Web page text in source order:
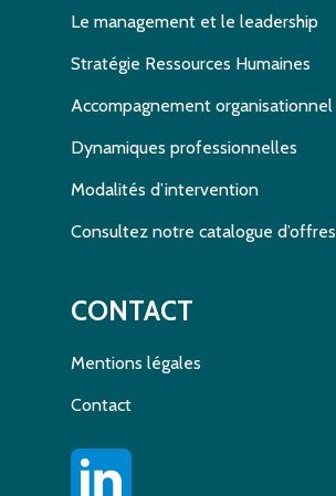
Le management et le leadership
Stratégie Ressources Humaines
Accompagnement organisationnel
Dynamiques professionnelles
Modalités d’intervention
Consultez notre catalogue d’offres
CONTACT
Mentions légales
Contact